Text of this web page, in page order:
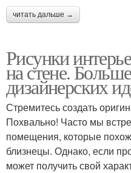
читать дальше →
Рисунки
на стене.
дизайнерских
Стремитесь создать
Похвально! Часто мы
помещения, которые
близнецы. Однако, если
может получить свой